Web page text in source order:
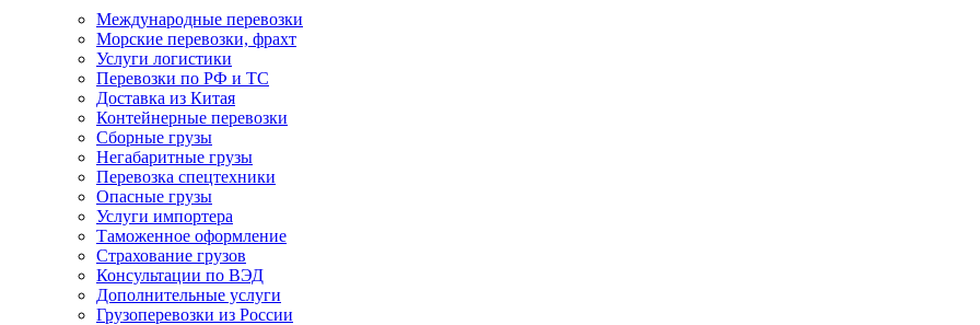
Международные перевозки
Морские перевозки, фрахт
Услуги логистики
Перевозки по РФ и ТС
Доставка из Китая
Контейнерные перевозки
Сборные грузы
Негабаритные грузы
Перевозка спецтехники
Опасные грузы
Услуги импортера
Таможенное оформление
Страхование грузов
Консультации по ВЭД
Дополнительные услуги
Грузоперевозки из России